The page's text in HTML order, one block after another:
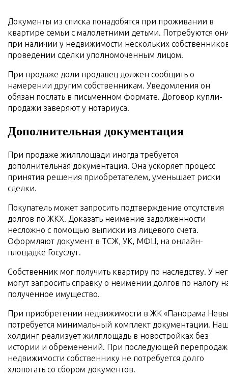
Документы из списка понадобятся при проживании в
квартире семьи с малолетними детьми. Потребуются
при наличии у недвижимости нескольких
проведении сделки уполномоченным лицом.
При продаже доли продавец должен сообщить о
намерении другим собственникам. Уведомления он
обязан послать в письменном формате. Договор купли-
продажи заверяют у нотариуса.
Дополнительная документация
При продаже жилплощади иногда требуется
дополнительная документация. Она ускоряет процесс
принятия решения приобретателем, уменьшает риски
сделки.
Покупатель может запросить подтверждение отсутствия
долгов по ЖКХ. Доказать неимение задолженности
несложно с помощью выписки из лицевого счета.
Оформляют документ в ТСЖ, УК, МФЦ, на онлайн-
площадке Госуслуг.
Собственник мог получить квартиру по наследству. У
могут запросить справку о неимении долгов по налогу
полученное имущество.
При приобретении недвижимости в ЖК «Панорама
потребуется минимальный комплект документации.
холдинг реализует жилплощадь в новостройках без
истории и обременений. При последующей
недвижимости собственнику не потребуется долго
хлопотать со сбором документов.